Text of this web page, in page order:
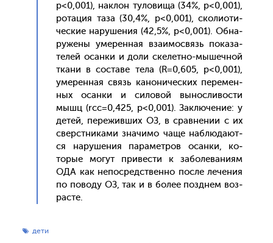
p<0,001), нак­лон ту­лови­ща (34%, p<0,001),
ро­тация та­за (30,4%, p<0,001), ско­ли­оти­
чес­кие на­руше­ния (42,5%, p<0,001). Об­на­
руже­ны уме­рен­ная вза­имос­вязь по­каза­
телей осан­ки и до­ли ске­лет­но-мы­шеч­ной
тка­ни в сос­та­ве те­ла (R=0,605, p<0,001),
уме­рен­ная связь ка­нони­чес­ких пе­ремен­
ных осан­ки и си­ловой вы­нос­ли­вос­ти
мышц (rcc=0,425, p<0,001). Зак­лю­чение: у
де­тей, пе­режив­ших ОЗ, в срав­не­нии с их
сверс­тни­ками зна­чимо ча­ще наб­лю­да­ют­
ся на­руше­ния па­рамет­ров осан­ки, ко­
торые мо­гут при­вес­ти к за­боле­вани­ям
ОДА как не­пос­редс­твен­но пос­ле ле­чения
по по­воду ОЗ, так и в бо­лее поз­днем воз­
расте.
дети